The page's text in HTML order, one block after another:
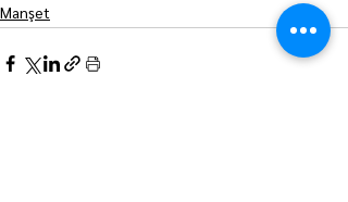
Manşet